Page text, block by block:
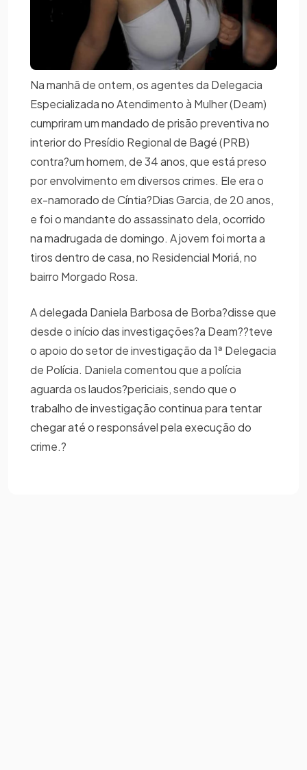
Na manhã de ontem, os agentes da Delegacia
Especializada no Atendimento à Mulher (Deam)
cumpriram um mandado de prisão preventiva no
interior do Presídio Regional de Bagé (PRB)
contra?um homem, de 34 anos, que está preso
por envolvimento em diversos crimes. Ele era o
ex-namorado de Cíntia?Dias Garcia, de 20 anos,
e foi o mandante do assassinato dela, ocorrido
na madrugada de domingo. A jovem foi morta a
tiros dentro de casa, no Residencial Moriá, no
bairro Morgado Rosa.
A delegada Daniela Barbosa de Borba?disse que
desde o início das investigações?a Deam??teve
o apoio do setor de investigação da 1ª Delegacia
de Polícia. Daniela comentou que a polícia
aguarda os laudos?periciais, sendo que o
trabalho de investigação continua para tentar
chegar até o responsável pela execução do
crime.?